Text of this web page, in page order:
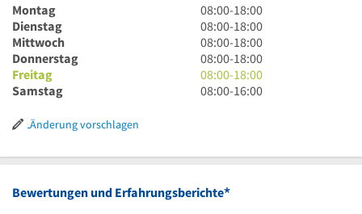
Montag
8
Uhr
bis
18
Uhr
08:00-18:00
Dienstag
8
Uhr
bis
18
Uhr
08:00-18:00
Mittwoch
8
Uhr
bis
18
08:00-18:00
Donnerstag
8
Uhr
bis
08:00-18:00
Freitag
8
Uhr
08:00-18:00
Samstag
8
Uhr
08:00-16:00
Änderung vorschlagen
Bewertungen und Erfahrungsberichte*